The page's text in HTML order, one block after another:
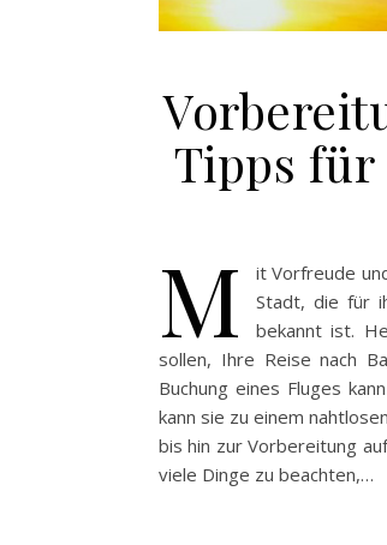
Tipps für
M
it Vorfreude
Stadt, die für
bekannt ist.
sollen, Ihre Reise nach
Buchung eines Fluges
kann sie zu einem
bis hin zur Vorbereitung
viele Dinge zu beachten,…